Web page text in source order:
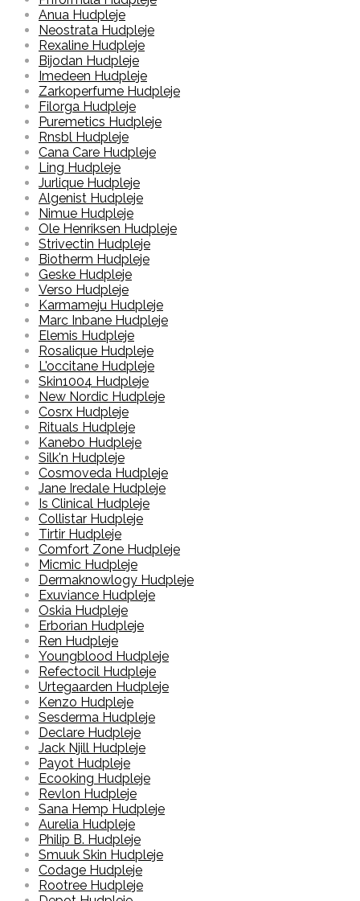
Anua Hudpleje
Neostrata Hudpleje
Rexaline Hudpleje
Bijodan Hudpleje
Imedeen Hudpleje
Zarkoperfume Hudpleje
Filorga Hudpleje
Puremetics Hudpleje
Rnsbl Hudpleje
Cana Care Hudpleje
Ling Hudpleje
Jurlique Hudpleje
Algenist Hudpleje
Nimue Hudpleje
Ole Henriksen Hudpleje
Strivectin Hudpleje
Biotherm Hudpleje
Geske Hudpleje
Verso Hudpleje
Karmameju Hudpleje
Marc Inbane Hudpleje
Elemis Hudpleje
Rosalique Hudpleje
L'occitane Hudpleje
Skin1004 Hudpleje
New Nordic Hudpleje
Cosrx Hudpleje
Rituals Hudpleje
Kanebo Hudpleje
Silk'n Hudpleje
Cosmoveda Hudpleje
Jane Iredale Hudpleje
Is Clinical Hudpleje
Collistar Hudpleje
Tirtir Hudpleje
Comfort Zone Hudpleje
Micmic Hudpleje
Dermaknowlogy Hudpleje
Exuviance Hudpleje
Oskia Hudpleje
Erborian Hudpleje
Ren Hudpleje
Youngblood Hudpleje
Refectocil Hudpleje
Urtegaarden Hudpleje
Kenzo Hudpleje
Sesderma Hudpleje
Declare Hudpleje
Jack Njill Hudpleje
Payot Hudpleje
Ecooking Hudpleje
Revlon Hudpleje
Sana Hemp Hudpleje
Aurelia Hudpleje
Philip B. Hudpleje
Smuuk Skin Hudpleje
Codage Hudpleje
Rootree Hudpleje